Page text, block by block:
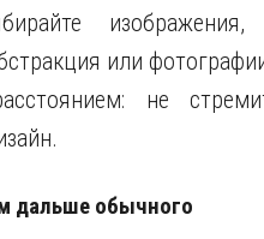
или
не
дальше обычного